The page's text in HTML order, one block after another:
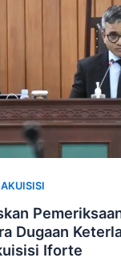
Dugaan
Iforte